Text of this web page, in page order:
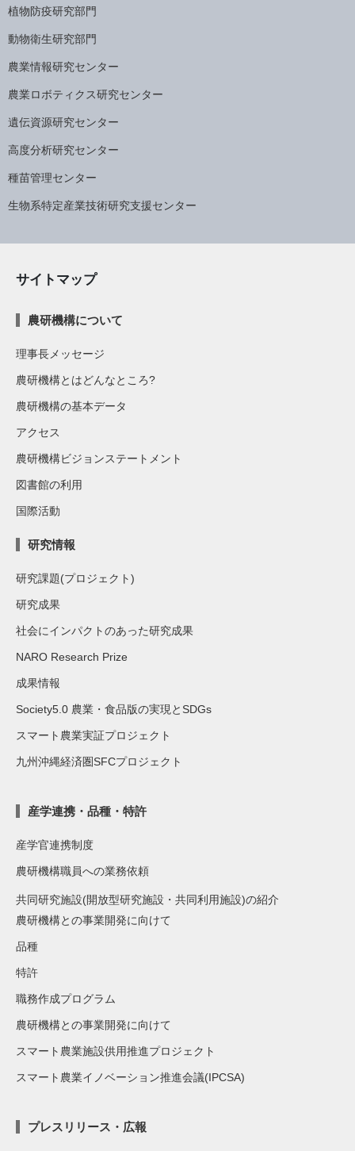
植物防疫研究部門
動物衛生研究部門
農業情報研究センター
農業ロボティクス研究センター
遺伝資源研究センター
高度分析研究センター
種苗管理センター
生物系特定産業技術研究支援センター
サイトマップ
農研機構について
理事長メッセージ
農研機構とはどんなところ?
農研機構の基本データ
アクセス
農研機構ビジョンステートメント
図書館の利用
国際活動
研究情報
研究課題(プロジェクト)
研究成果
社会にインパクトのあった研究成果
NARO Research Prize
成果情報
Society5.0 農業・食品版の実現とSDGs
スマート農業実証プロジェクト
九州沖縄経済圏SFCプロジェクト
産学連携・品種・特許
産学官連携制度
農研機構職員への業務依頼
共同研究施設(開放型研究施設・共同利用施設)の紹介
農研機構との事業開発に向けて
品種
特許
職務作成プログラム
農研機構との事業開発に向けて
スマート農業施設供用推進プロジェクト
スマート農業イノベーション推進会議(IPCSA)
プレスリリース・広報